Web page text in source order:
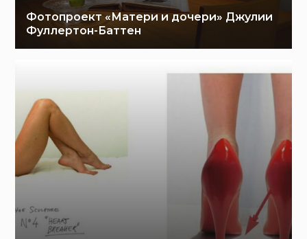
Фотопроект «Матери и дочери» Джулии
Фуллертон-Баттен